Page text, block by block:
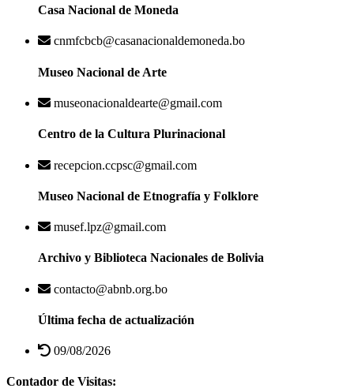
Casa Nacional de Moneda
cnmfcbcb@casanacionaldemoneda.bo
Museo Nacional de Arte
museonacionaldearte@gmail.com
Centro de la Cultura Plurinacional
recepcion.ccpsc@gmail.com
Museo Nacional de Etnografía y Folklore
musef.lpz@gmail.com
Archivo y Biblioteca Nacionales de Bolivia
contacto@abnb.org.bo
Última fecha de actualización
09/08/2026
Contador de Visitas: